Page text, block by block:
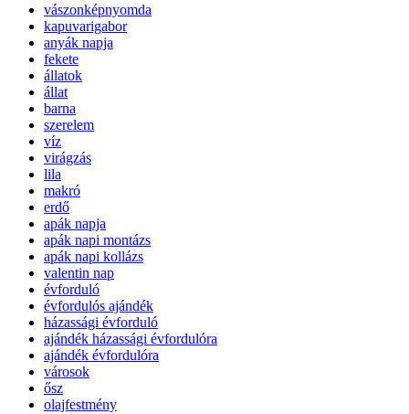
vászonképnyomda
kapuvarigabor
anyák napja
fekete
állatok
állat
barna
szerelem
víz
virágzás
lila
makró
erdő
apák napja
apák napi montázs
apák napi kollázs
valentin nap
évforduló
évfordulós ajándék
házassági évforduló
ajándék házassági évfordulóra
ajándék évfordulóra
városok
ősz
olajfestmény